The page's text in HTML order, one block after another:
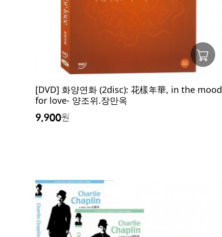
[DVD] 화양연화 (2disc): 花樣年華, in the mood
for love- 양조위.장만옥
9,900원